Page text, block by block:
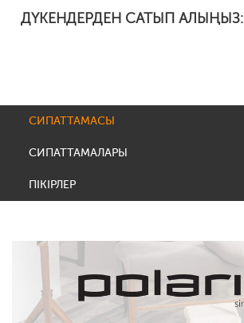
ДҮКЕНДЕРДЕН САТЫП АЛЫҢЫЗ:
СИПАТТАМАСЫ
СИПАТТАМАЛАРЫ
ПІКІРЛЕР